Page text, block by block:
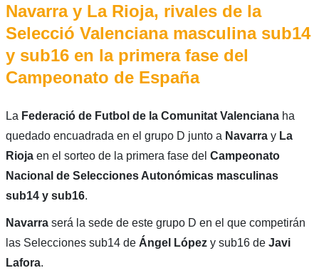
Navarra y La Rioja, rivales de la
Selecció Valenciana masculina sub14
y sub16 en la primera fase del
Campeonato de España
La Federació de Futbol de la Comunitat Valencianaha
quedado encuadrada en el grupo D junto a Navarray La
Riojaen el sorteo de la primera fase del Campeonato
Nacional de Selecciones Autonómicas masculinas
sub14 y sub16.
Navarraserá la sede de este grupo D en el que competirán
las Selecciones sub14 de Ángel Lópezy sub16 de Javi
Lafora.